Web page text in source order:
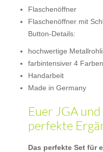
Flaschenöffner
Flaschenöffner mit
Button-Details:
hochwertige
farbintensiver 4
Handarbeit
Made in Germany
Euer JGA
perfekte
Das perfekte Set für